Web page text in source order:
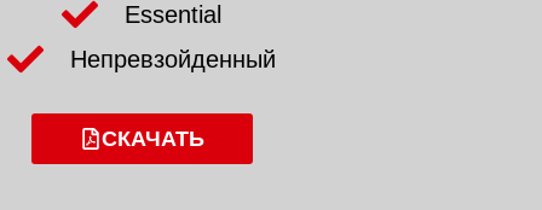
Essential
Непревзойденный
СКАЧАТЬ